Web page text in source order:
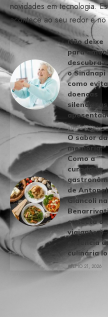
novidades em tecnologia.
acontece ao seu redor e no
Não deixe
para
descubra
o Sindnapi
como
doenças
JULHO 17, 2026
O sabor da
memória:
Como a
curadoria
de
Giancoli na
conecta o
viajante à
essência
culinária
JULHO 21, 2026